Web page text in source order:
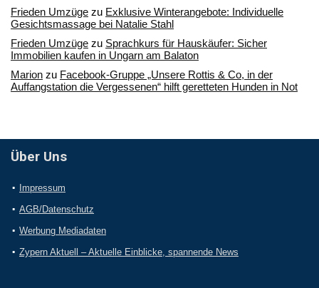
Frieden Umzüge zu Exklusive Winterangebote: Individuelle
Gesichtsmassage bei Natalie Stahl
Frieden Umzüge zu Sprachkurs für Hauskäufer: Sicher
Immobilien kaufen in Ungarn am Balaton
Marion zu Facebook-Gruppe „Unsere Rottis & Co, in der
Auffangstation die Vergessenen“ hilft geretteten Hunden in Not
Über Uns
Impressum
AGB/Datenschutz
Werbung Mediadaten
Zypern Aktuell – Aktuelle Einblicke, spannende News